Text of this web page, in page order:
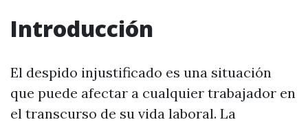
Introducción
El despido injustificado es una situación
que puede afectar a cualquier trabajador en
el transcurso de su vida laboral. La